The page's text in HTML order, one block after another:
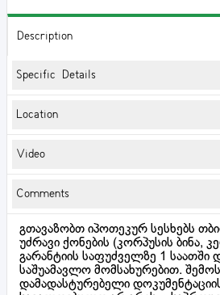
Description
Specific Details
Location
Video
Comments
გთავაზობთ იპოთეკურ სესხებს
უძრავი ქონების (კორპუსის ბინა,
გარანტიის საფუძველზე 1 საათში
საშუამავლო მომსახურებით.
დამადასტურებელი